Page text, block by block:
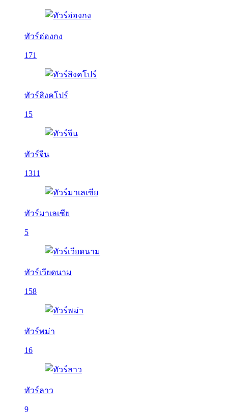
ทัวร์ฮ่องกง
171
ทัวร์สิงคโปร์
15
ทัวร์จีน
1311
ทัวร์มาเลเซีย
5
ทัวร์เวียดนาม
158
ทัวร์พม่า
16
ทัวร์ลาว
9